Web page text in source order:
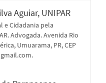
Aguiar, UNIPAR
e Cidadania pela
Advogada. Avenida Rio
Umuarama, PR, CEP